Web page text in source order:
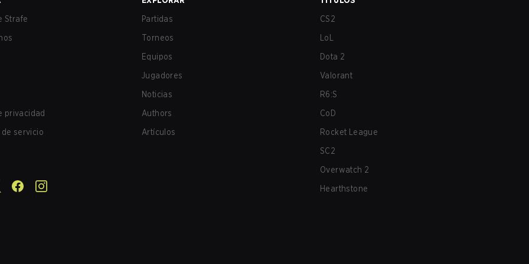
Strafe
privacidad
servicio
Partidas
Torneos
Equipos
Jugadores
Noticias
Authors
Artículos
CS2
LoL
Dota 2
Valorant
R6:S
CoD
Rocket League
SC2
Overwatch 2
Hearthstone